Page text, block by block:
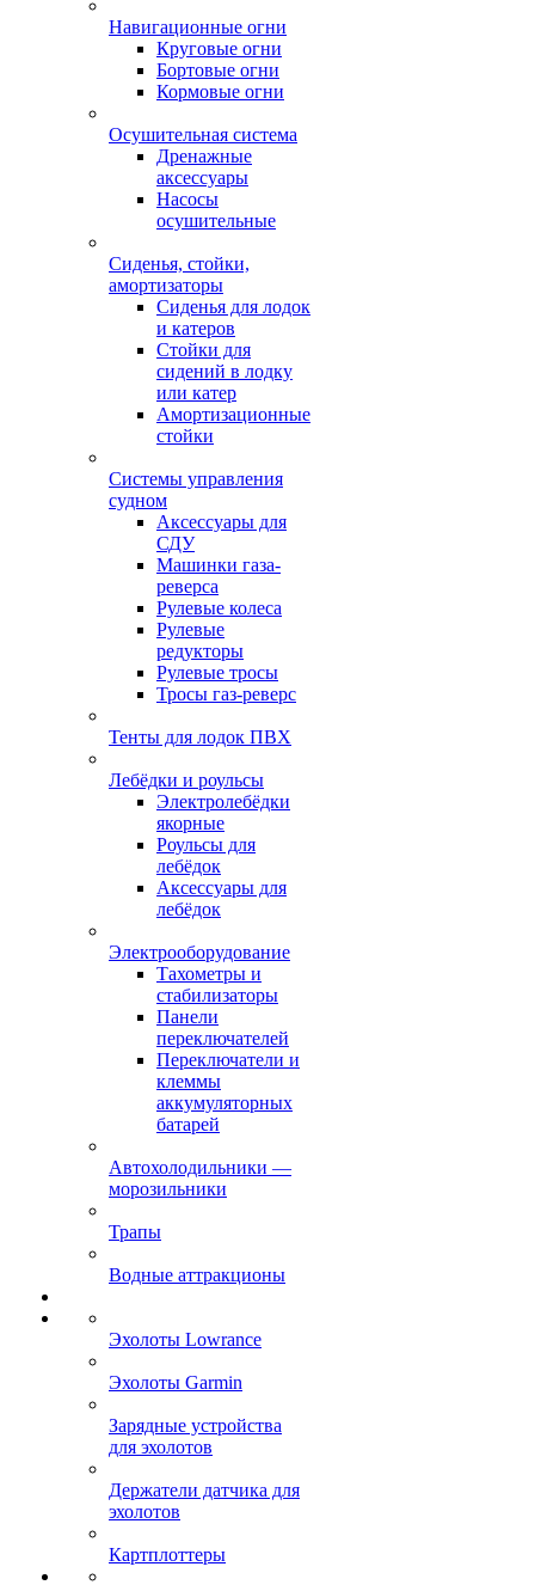
Навигационные огни
Круговые огни
Бортовые огни
Кормовые огни
Осушительная система
Дренажные
аксессуары
Насосы
осушительные
Сиденья, стойки,
амортизаторы
Сиденья для лодок
и катеров
Стойки для
сидений в лодку
или катер
Амортизационные
стойки
Системы управления
судном
Аксессуары для
СДУ
Машинки газа-
реверса
Рулевые колеса
Рулевые
редукторы
Рулевые тросы
Тросы газ-реверс
Тенты для лодок ПВХ
Лебёдки и роульсы
Электролебёдки
якорные
Роульсы для
лебёдок
Аксессуары для
лебёдок
Электрооборудование
Тахометры и
стабилизаторы
Панели
переключателей
Переключатели и
клеммы
аккумуляторных
батарей
Автохолодильники —
морозильники
Трапы
Водные аттракционы
Эхолоты Lowrance
Эхолоты Garmin
Зарядные устройства
для эхолотов
Держатели датчика для
эхолотов
Картплоттеры